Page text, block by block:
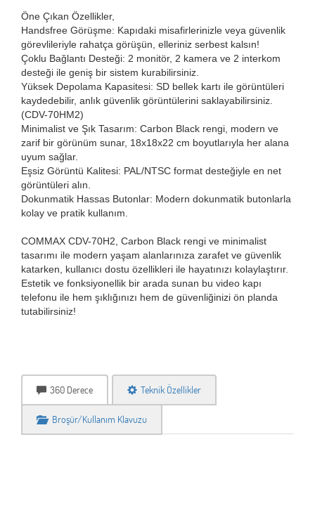
Öne Çıkan Özellikler,
Handsfree Görüşme: Kapıdaki misafirlerinizle veya güvenlik
görevlileriyle rahatça görüşün, elleriniz serbest kalsın!
Çoklu Bağlantı Desteği: 2 monitör, 2 kamera ve 2 interkom
desteği ile geniş bir sistem kurabilirsiniz.
Yüksek Depolama Kapasitesi: SD bellek kartı ile görüntüleri
kaydedebilir, anlık güvenlik görüntülerini saklayabilirsiniz.
(CDV-70HM2)
Minimalist ve Şık Tasarım: Carbon Black rengi, modern ve
zarif bir görünüm sunar, 18x18x22 cm boyutlarıyla her alana
uyum sağlar.
Eşsiz Görüntü Kalitesi: PAL/NTSC format desteğiyle en net
görüntüleri alın.
Dokunmatik Hassas Butonlar: Modern dokunmatik butonlarla
kolay ve pratik kullanım.
COMMAX CDV-70H2, Carbon Black rengi ve minimalist
tasarımı ile modern yaşam alanlarınıza zarafet ve güvenlik
katarken, kullanıcı dostu özellikleri ile hayatınızı kolaylaştırır.
Estetik ve fonksiyonellik bir arada sunan bu video kapı
telefonu ile hem şıklığınızı hem de güvenliğinizi ön planda
tutabilirsiniz!
360 Derece Teknik Özellikler
Broşür/Kullanım Klavuzu